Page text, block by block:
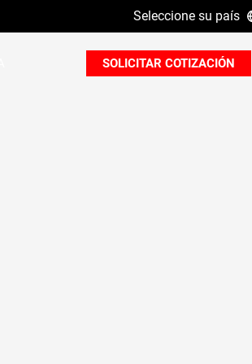
Seleccione su país
SOLICITAR COTIZACIÓN